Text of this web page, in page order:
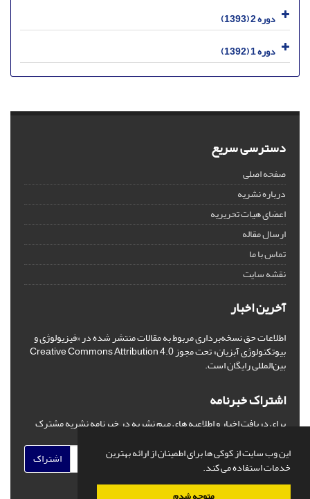
این وب سایت از کوکی ها برای اطمینان از ارائه بهترین
خدمات استفاده می کند.
دوره 2 (1393)
دوره 1 (1392)
دسترسی سریع
صفحه اصلی
درباره نشریه
اعضای هیات تحریریه
ارسال مقاله
تماس با ما
نقشه سایت
آخرین اخبار
اطلاعات حق نسخه‌برداری مربوط به مقالات منتشر شده در «فیزیولوژی و
بیوتکنولوژی آبزیان» تحت مجوز Creative Commons Attribution 4.0
بین‌المللی رایگان است.
اشتراک خبرنامه
برای دریافت اخبار و اطلاعیه های مهم نشریه در خبرنامه نشریه مشترک
اشتراک